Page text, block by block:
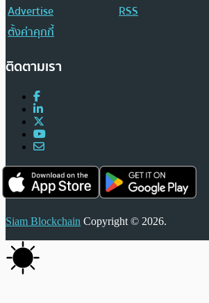
Advertise
RSS
ตั้งค่าคุกกี้
ติดตามเรา
Siam Blockchain Copyright © 2026.